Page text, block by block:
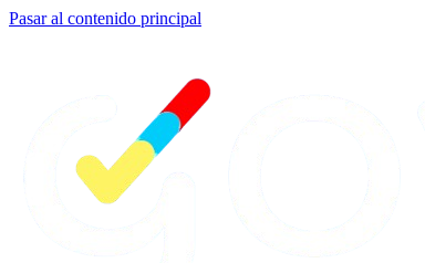
Pasar al contenido principal